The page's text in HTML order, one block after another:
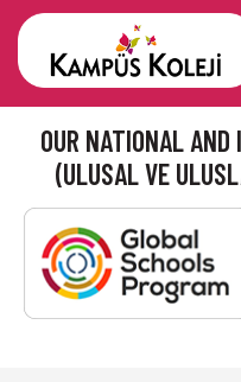
OUR NATIONAL
(ULUSAL VE